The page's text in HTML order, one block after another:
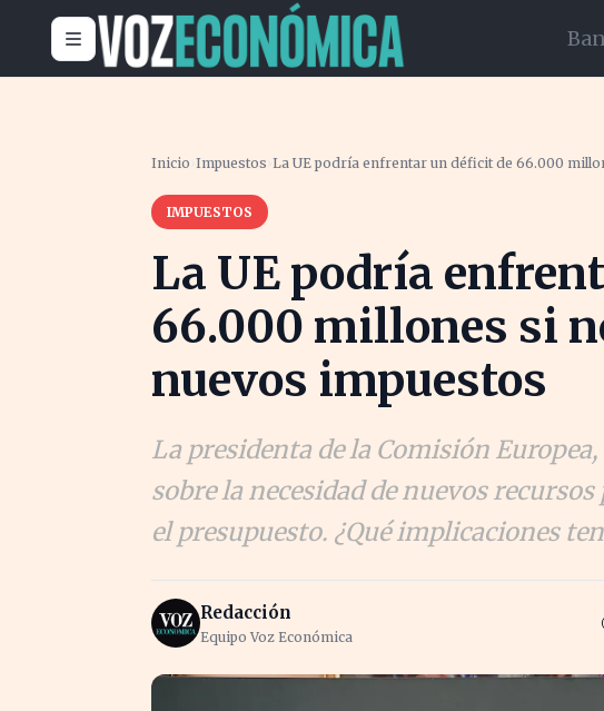
Inicio ›Impuestos ›La UE podría enfrentar un déficit de 66.000
IMPUESTOS
La UE podría
66.000 millones si
nuevos impuestos
La presidenta de la Comisión
sobre la necesidad de nuevos
el presupuesto. ¿Qué implicaciones
Redacción
Equipo Voz Económica